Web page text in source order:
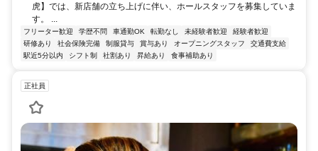
虎】では、新店舗の立ち上げに伴い、ホールスタッフを募集していま
す。 ...
フリーター歓迎 学歴不問 車通勤OK 転勤なし 未経験者歓迎
経験者歓迎
研修あり
社会保険完備 制服貸与 賞与あり オープニングスタッフ
交通費支給
駅近5分以内
シフト制 社割あり 昇給あり 食事補助あり
正社員